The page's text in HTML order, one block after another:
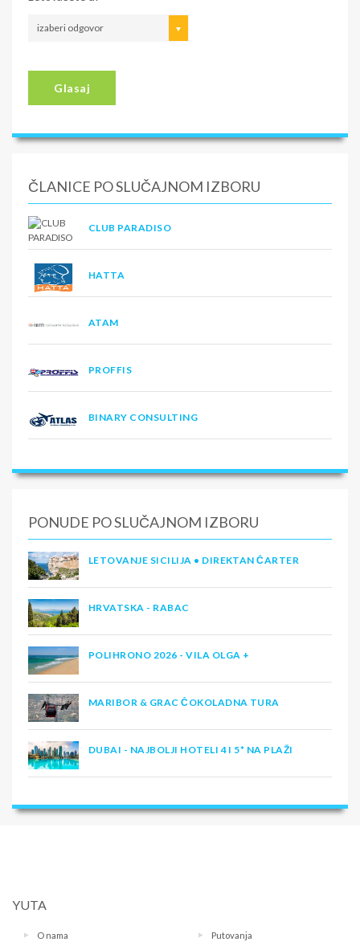
izaberi odgovor
Glasaj
ČLANICE PO SLUČAJNOM IZBORU
CLUB PARADISO
HATTA
ATAM
PROFFIS
BINARY CONSULTING
PONUDE PO SLUČAJNOM IZBORU
LETOVANJE SICILIJA • DIREKTAN ČARTER
HRVATSKA - RABAC
POLIHRONO 2026 - VILA OLGA +
MARIBOR & GRAC ČOKOLADNA TURA
DUBAI - NAJBOLJI HOTELI 4 I 5* NA PLAŽI
YUTA
O nama Putovanja